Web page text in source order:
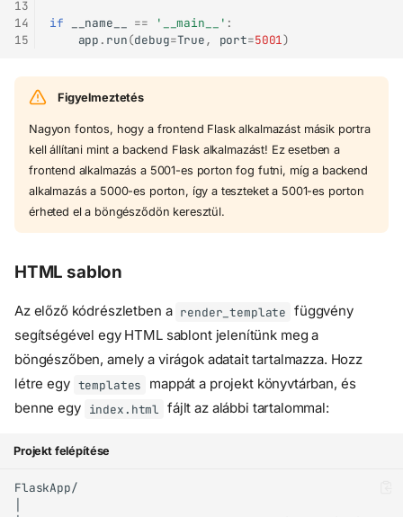
13
14
15
if __name__ == '__main__' :
app . run(debug=True, port=5001)
Figyelmeztetés
Nagyon fontos, hogy a frontend Flask alkalmazást másik portra
kell állítani mint a backend Flask alkalmazást! Ez esetben a
frontend alkalmazás a 5001-es porton fog futni, míg a backend
alkalmazás a 5000-es porton, így a teszteket a 5001-es porton
érheted el a böngésződön keresztül.
HTML sablon
Az előző kódrészletben a render_template függvény
segítségével egy HTML sablont jelenítünk meg a
böngészőben, amely a virágok adatait tartalmazza. Hozz
létre egy templates
mappát a projekt könyvtárban, és
benne egy index.html fájlt az alábbi tartalommal:
Projekt felépítése